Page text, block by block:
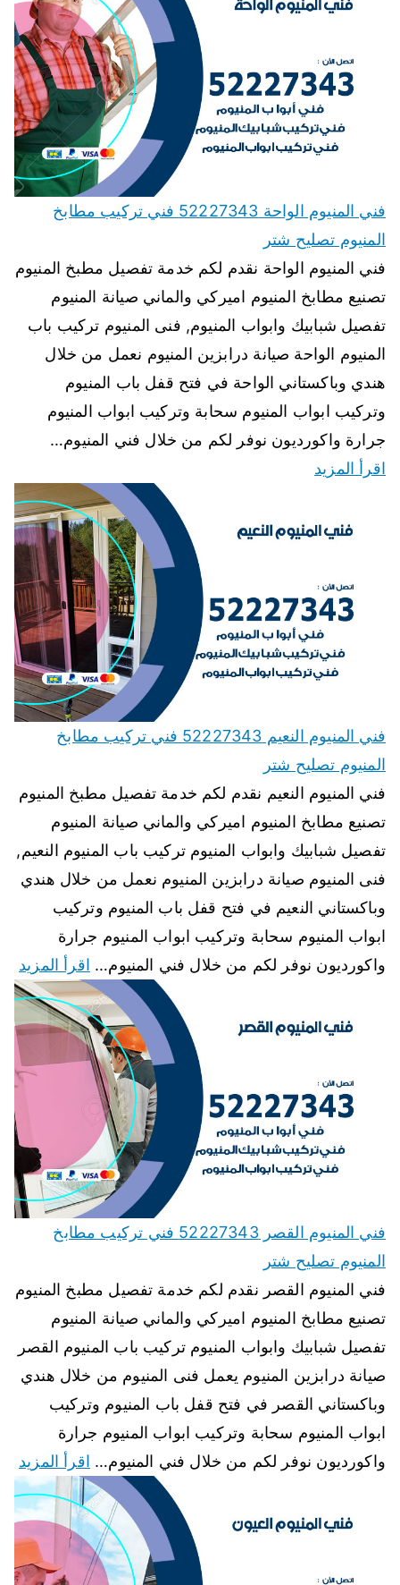
فني المنيوم الواحة 52227343 فني تركيب مطابخ
المنيوم تصليح شتر
فني المنيوم الواحة نقدم لكم خدمة تفصيل مطبخ المنيوم
تصنيع مطابخ المنيوم اميركي والماني صيانة المنيوم
تفصيل شبابيك وابواب المنيوم, فنى المنيوم تركيب باب
المنيوم الواحة صيانة درابزين المنيوم نعمل من خلال
هندي وباكستاني الواحة في فتح قفل باب المنيوم
وتركيب ابواب المنيوم سحابة وتركيب ابواب المنيوم
جرارة واكورديون نوفر لكم من خلال فني المنيوم…
اقرأ المزيد
فني المنيوم النعيم 52227343 فني تركيب مطابخ
المنيوم تصليح شتر
فني المنيوم النعيم نقدم لكم خدمة تفصيل مطبخ المنيوم
تصنيع مطابخ المنيوم اميركي والماني صيانة المنيوم
تفصيل شبابيك وابواب المنيوم تركيب باب المنيوم النعيم,
فنى المنيوم صيانة درابزين المنيوم نعمل من خلال هندي
وباكستاني النعيم في فتح قفل باب المنيوم وتركيب
ابواب المنيوم سحابة وتركيب ابواب المنيوم جرارة
واكورديون نوفر لكم من خلال فني المنيوم… اقرأ المزيد
فني المنيوم القصر 52227343 فني تركيب مطابخ
المنيوم تصليح شتر
فني المنيوم القصر نقدم لكم خدمة تفصيل مطبخ المنيوم
تصنيع مطابخ المنيوم اميركي والماني صيانة المنيوم
تفصيل شبابيك وابواب المنيوم تركيب باب المنيوم القصر
صيانة درابزين المنيوم يعمل فنى المنيوم من خلال هندي
وباكستاني القصر في فتح قفل باب المنيوم وتركيب
ابواب المنيوم سحابة وتركيب ابواب المنيوم جرارة
واكورديون نوفر لكم من خلال فني المنيوم… اقرأ المزيد